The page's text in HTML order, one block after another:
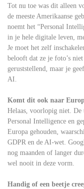
Tot nu toe was dit alleen
de meeste Amerikaanse
noemt het “Personal
in je hele digitale leven,
Je moet het zelf
belooft dat ze je foto’s
geruststellend, maar je
AI.
Komt dit ook naar
Helaas, voorlopig niet.
Personal Intelligence en
Europa gehouden,
GDPR en de AI-wet.
nog maanden of langer
wel nooit in deze vorm.
Handig of een beetje